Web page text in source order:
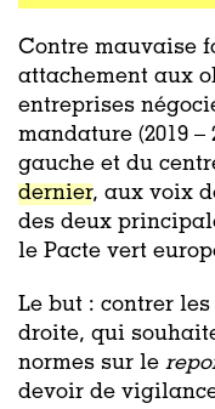
Contre mauvaise
attachement aux
entreprises
mandature (2019
gauche et du
dernier, aux voix
des deux
le Pacte vert
Le but : contrer
droite, qui
normes sur le
devoir de